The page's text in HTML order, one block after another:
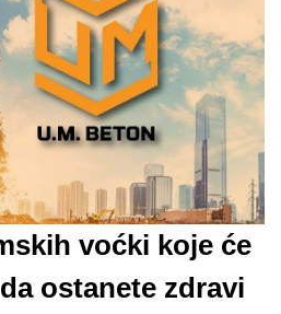
voćki koje će
ostanete zdravi